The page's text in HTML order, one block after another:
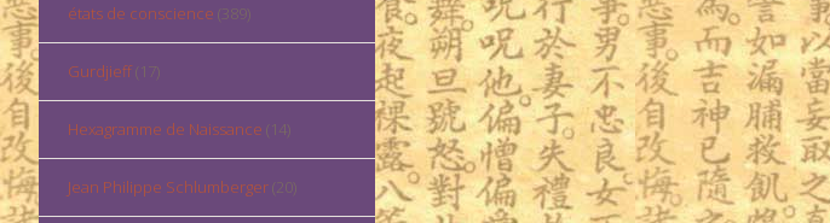
états de conscience (389)
Gurdjieff(17)
Hexagramme de Naissance (14)
Jean Philippe Schlumberger(20)